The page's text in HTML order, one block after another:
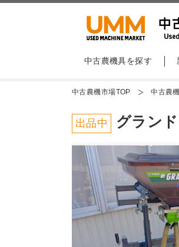
中古農機具を探す
中古農機市場TOP 中古農
出品中 グラン